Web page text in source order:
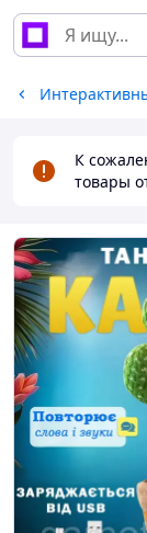
К
товары